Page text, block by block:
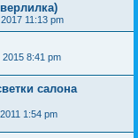
11:13 pm
8:41 pm
салона
1:54 pm